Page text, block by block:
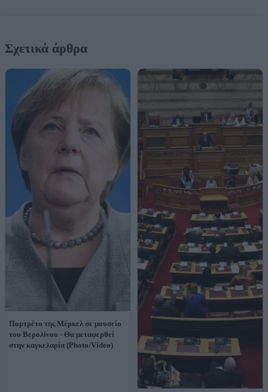
Σχετικά άρθρα
Πορτρέτο της Μέρκελ σε μουσείο
του Βερολίνου - Θα μεταφερθεί
στην καγκελαρία (Photo/Video)